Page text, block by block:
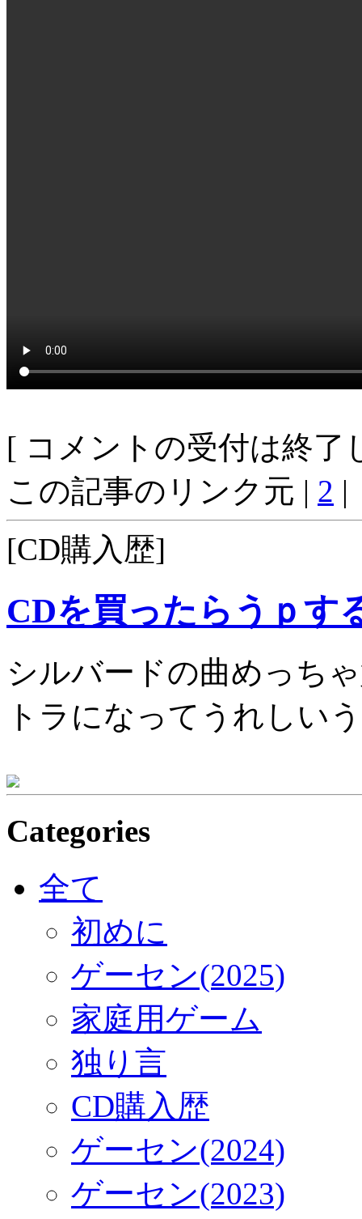
[ コメントの受付は終了
この記事のリンク元 | 2 |
[CD購入歴]
CDを買ったらうｐす
シルバードの曲めっち
トラになってうれしい
Categories
全て
初めに
ゲーセン(2025)
家庭用ゲーム
独り言
CD購入歴
ゲーセン(2024)
ゲーセン(2023)